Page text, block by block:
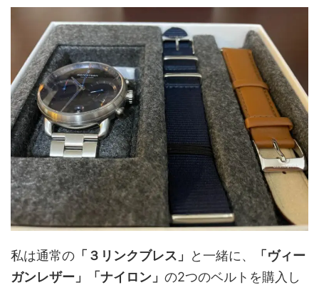
私は通常の 「３リンクブレス」 と一緒に、
「ヴィー
ガンレザー」「ナイロン」 の2つのベルトを購入し